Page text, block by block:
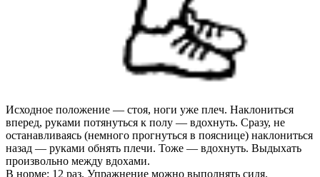
Исходное положение — стоя, ноги уже плеч. Наклониться
вперед, руками потянуться к полу — вдохнуть. Сразу, не
останавливаясь (немного прогнуться в пояснице) наклониться
назад — руками обнять плечи. Тоже — вдохнуть. Выдыхать
произвольно между вдохами.
В норме: 12 раз. Упражнение можно выполнять сидя.